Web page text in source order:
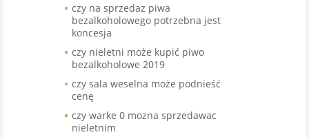
czy na sprzedaz piwa
bezalkoholowego potrzebna jest
koncesja
czy nieletni może kupić piwo
bezalkoholowe 2019
czy sala weselna może podnieść
cenę
czy warke 0 mozna sprzedawac
nieletnim